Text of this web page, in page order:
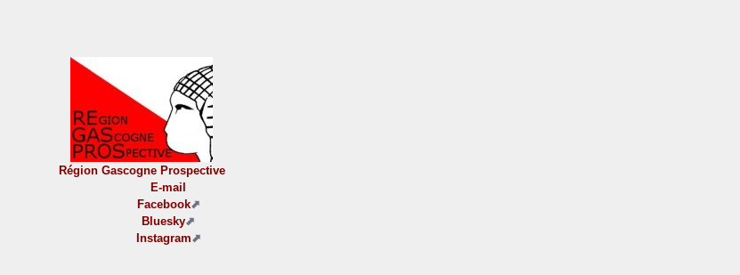
Région Gascogne Prospective
E-mail
Facebook
Bluesky
Instagram